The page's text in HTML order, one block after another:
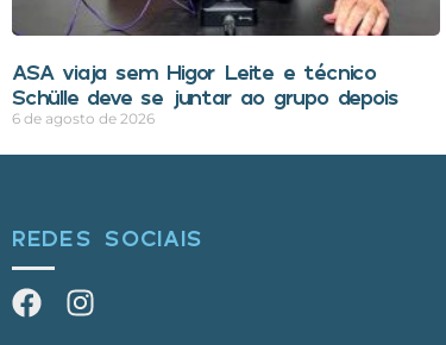
ASA viaja sem Higor Leite e técnico
Schülle deve se juntar ao grupo depois
6 de agosto de 2026
REDES SOCIAIS